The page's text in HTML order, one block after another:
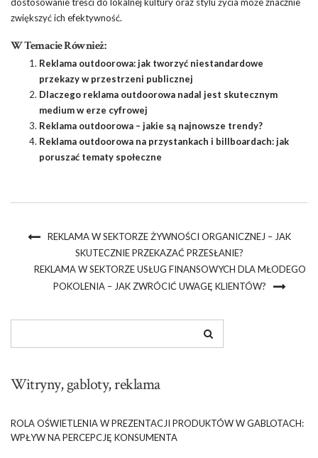
zwiększyć ich efektywność.
W Temacie Również:
Reklama outdoorowa: jak tworzyć niestandardowe
przekazy w przestrzeni publicznej
Dlaczego reklama outdoorowa nadal jest skutecznym
medium w erze cyfrowej
Reklama outdoorowa – jakie są najnowsze trendy?
Reklama outdoorowa na przystankach i billboardach: jak
poruszać tematy społeczne
REKLAMA W SEKTORZE ŻYWNOŚCI ORGANICZNEJ – JAK
SKUTECZNIE PRZEKAZAĆ PRZESŁANIE?
REKLAMA W SEKTORZE USŁUG FINANSOWYCH DLA MŁODEGO
POKOLENIA – JAK ZWRÓCIĆ UWAGĘ KLIENTÓW?
Witryny, gabloty, reklama
ROLA OŚWIETLENIA W PREZENTACJI PRODUKTÓW W GABLOTACH:
WPŁYW NA PERCEPCJĘ KONSUMENTA